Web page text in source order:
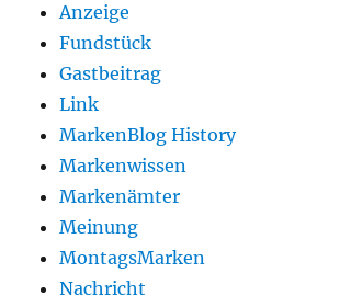
Anzeige
Fundstück
Gastbeitrag
Link
MarkenBlog History
Markenwissen
Markenämter
Meinung
MontagsMarken
Nachricht